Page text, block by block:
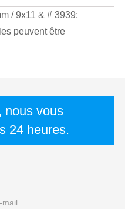
/ 9x11 & # 3939;
peuvent être
nous vous
24 heures.